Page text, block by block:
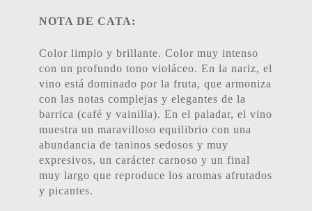
NOTA DE CATA:
Color limpio y brillante. Color muy intenso
con un profundo tono violáceo. En la nariz, el
vino está dominado por la fruta, que armoniza
con las notas complejas y elegantes de la
barrica (café y vainilla). En el paladar, el vino
muestra un maravilloso equilibrio con una
abundancia de taninos sedosos y muy
expresivos, un carácter carnoso y un final
muy largo que reproduce los aromas afrutados
y picantes.